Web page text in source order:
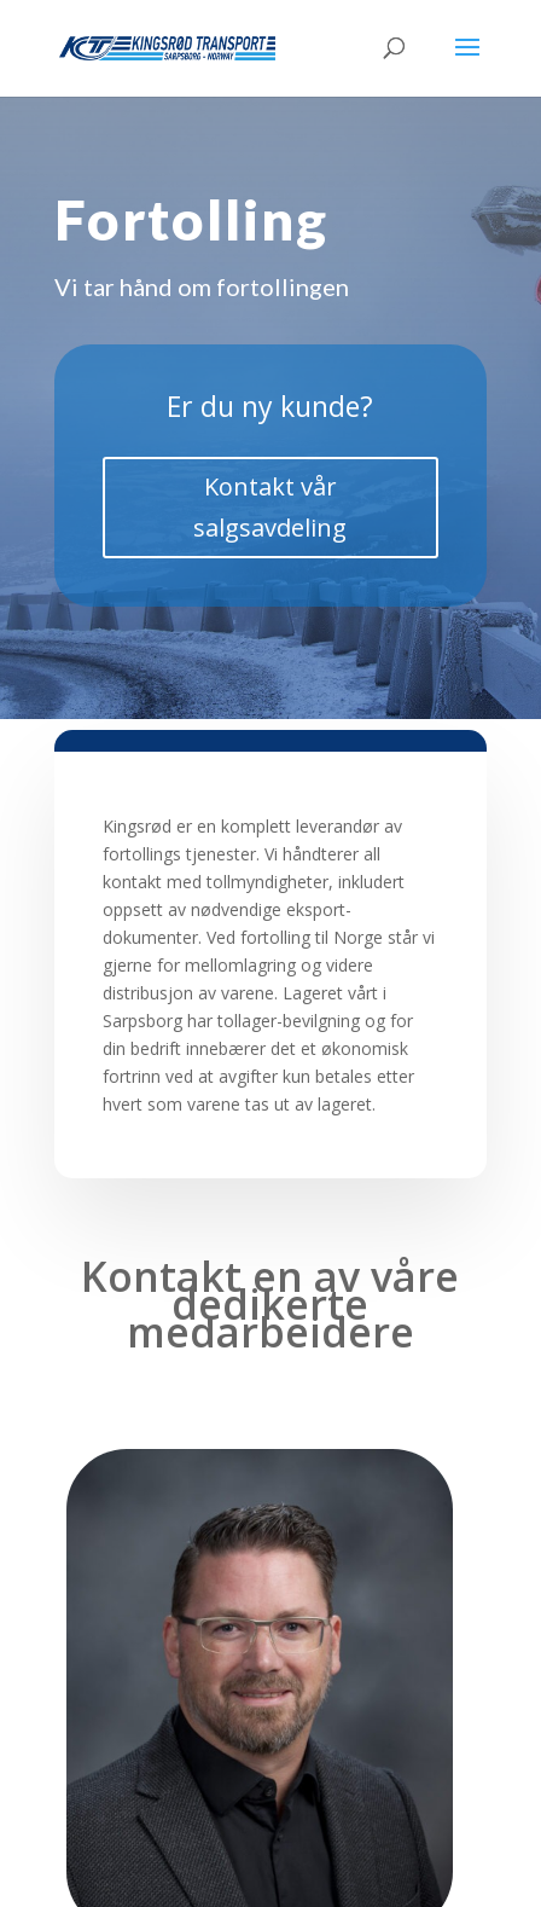
Fortolling
Vi tar hånd om fortollingen
Er du ny kunde?
Kontakt vår
salgsavdeling
Kingsrød er en komplett leverandør av
fortollings tjenester. Vi håndterer all
kontakt med tollmyndigheter, inkludert
oppsett av nødvendige eksport-
dokumenter. Ved fortolling til Norge står vi
gjerne for mellomlagring og videre
distribusjon av varene. Lageret vårt i
Sarpsborg har tollager-bevilgning og for
din bedrift innebærer det et økonomisk
fortrinn ved at avgifter kun betales etter
hvert som varene tas ut av lageret.
Kontakt en av våre
dedikerte
medarbeidere